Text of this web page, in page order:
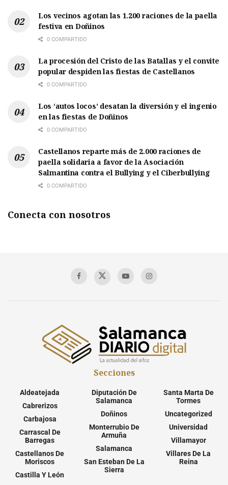
Los vecinos agotan las 1.200 raciones de la paella
festiva en Doñinos
0 COMPARTIDO
La procesión del Cristo de las Batallas y el convite
popular despiden las fiestas de Castellanos
0 COMPARTIDO
Los ‘autos locos’ desatan la diversión y el ingenio
en las fiestas de Doñinos
0 COMPARTIDO
Castellanos reparte más de 2.000 raciones de
paella solidaria a favor de la Asociación
Salmantina contra el Bullying y el Ciberbullying
0 COMPARTIDO
Conecta con nosotros
Secciones
Aldeatejada
Cabrerizos
Carbajosa
Carrascal De
Barregas
Castellanos De
Moriscos
Castilla Y León
Diputación De
Salamanca
Doñinos
Monterrubio De
Armuña
Salamanca
San Esteban De La
Sierra
Santa Marta De
Tormes
Uncategorized
Universidad
Villamayor
Villares De La
Reina